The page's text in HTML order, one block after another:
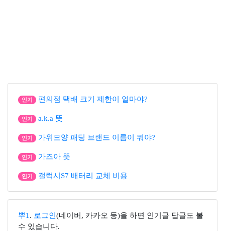
인기 편의점 택배 크기 제한이 얼마야?
인기 a.k.a 뜻
인기 가위모양 패딩 브랜드 이름이 뭐야?
인기 가즈아 뜻
인기 갤럭시S7 배터리 교체 비용
뿌1 . 로그인 (네이버, 카카오 등)을 하면 인기글 답글도 볼
수 있습니다.